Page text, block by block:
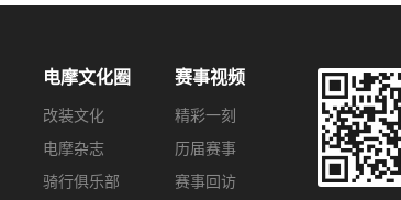
电摩文化圈
改装文化
电摩杂志
骑行俱乐部
赛事视频
精彩一刻
历届赛事
赛事回访